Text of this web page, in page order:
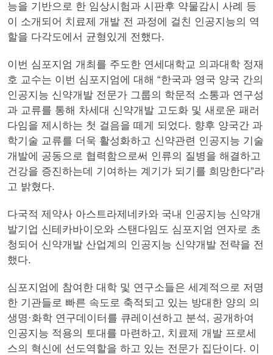
능을 기반으로 한 임상시험과 시판후 약물감시 사례 등
이 소개되어 치료제 개발 전 과정에 걸친 인공지능의 역
할을 다각도에서 균형있게 전했다.
이번 심포지엄 개최를 주도한 연세대학교 의과대학 정재
호 교수는 이번 심포지엄에 대해 “한국과 영국 양국 간의
인공지능 신약개발 전문가 그룹의 학문적 소통과 연구성
과 교류를 통해 차세대 신약개발 고도화 및 새로운 패러
다임을 제시하는 첫 걸음을 떼게 되었다. 향후 양국간 과
학기술 교류를 더욱 활성화하고 신약관련 인공지능 기술
개발에 공동으로 협력함으로써 인류의 질병을 해결하고
건강을 증진하는데 기여하는 계기가 되기를 희망한다”라
고 밝혔다.
다국적 제약사 아스트라제네카와 국내 인공지능 신약개
발기업 신테카바이오와 스탠다임도 심포지엄 연자로 초
청되어 신약개발 산업계의 인공지능 신약개발 전략을 전
했다.
심포지엄에 참여한 대학 및 연구소들은 세계적으로 저명
한 기관들로 빠른 속도로 축적되고 있는 방대한 양의 의
생명·화학 연구데이터를 큐레이션하고 분석, 공개하여
인공지능 적용의 토대를 마련하고, 치료제 개발 프로세
스의 혁신에 선도역할을 하고 있는 전문가 집단이다. 이